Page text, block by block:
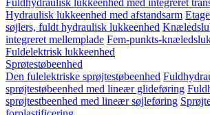
Fuldhydraulisk lukkeenhed med integreret
Hydraulisk lukkeenhed med afstandsarm
søjlers, fuldt hydraulisk lukkeenhed
integreret mellemplade Fem-punkts-
Fuldelektrisk lukkeenhed
Sprøtestøbeenhed
Den fulelektriske sprøjtestøbeenhed
sprøjtestøbeenhed med lineær glideføring
sprøjtestbeenhed med lineær søjleføring